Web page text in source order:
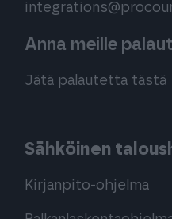
Anna meille
Jätä palautetta tästä
Sähköinen
Kirjanpito-ohjelma